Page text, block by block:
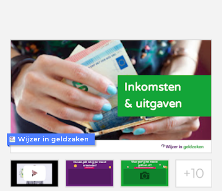
Wijzer in geldzaken